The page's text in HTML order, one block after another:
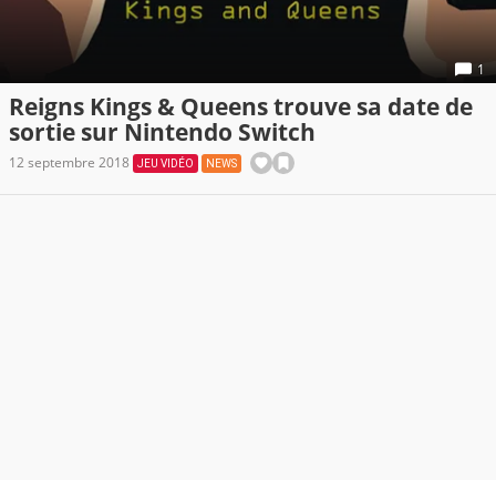
1
Reigns Kings & Queens trouve sa date de
sortie sur Nintendo Switch
12 septembre 2018 JEU VIDÉO NEWS